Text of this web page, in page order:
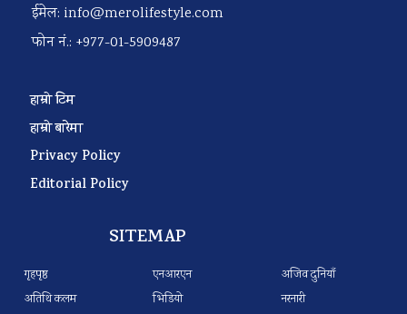
ईमेल: info@merolifestyle.com
फोन नं.: +977-01-5909487
हाम्रो टिम
हाम्रो बारेमा
Privacy Policy
Editorial Policy
SITEMAP
गृहपृष्ठ
अतिथि कलम
एनआरएन
भिडियो
अजिव दुनियाँ
नरनारी